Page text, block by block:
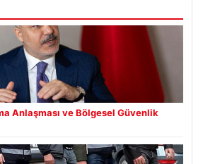
Anlaşması ve Bölgesel Güvenlik